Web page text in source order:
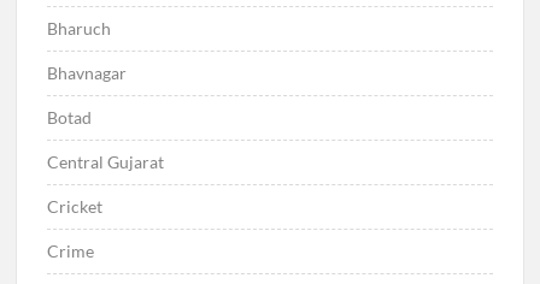
Bharuch
Bhavnagar
Botad
Central Gujarat
Cricket
Crime